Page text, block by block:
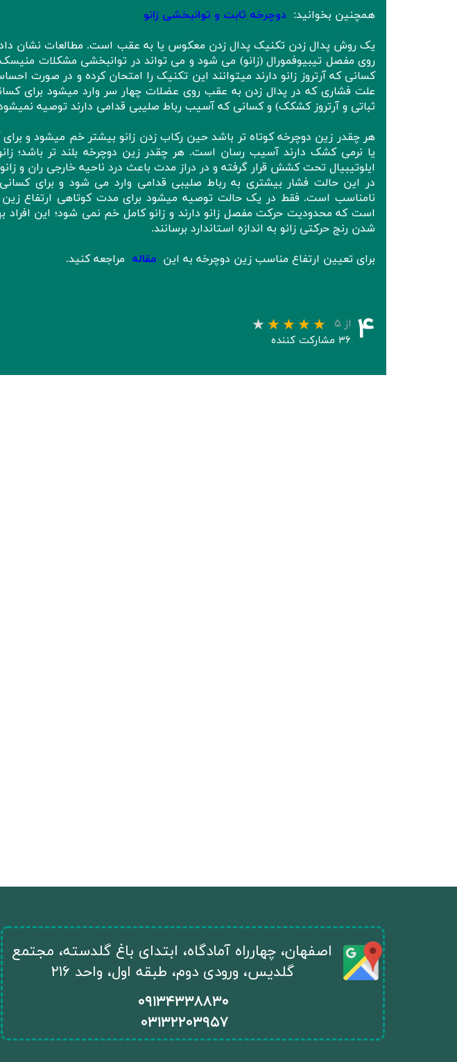
همچنین بخوانید: دوچرخه ثابت و توانبخشی زانو
یک روش پدال زدن تکنیک پدال زدن معکوس یا به عقب است. مطالعات نشان
روی مفصل تیبیوفمورال (زانو) می شود و می تواند در توانبخشی مشکلات منیسک یا
کسانی که آرتروز زانو دارند میتوانند این تکنیک را امتحان کرده و در صورت
علت فشاری که در پدال زدن به عقب روی عضلات چهار سر وارد میشود برای
ثباتی و آرتروز کشکک) و کسانی که آسیب رباط صلیبی قدامی دارند توصیه
هر چقدر زین دوچرخه کوتاه تر باشد حین رکاب زدن زانو بیشتر خم میشود و
یا نرمی کشک دارند آسیب رسان است. هر چقدر زین دوچرخه بلند تر باشد؛
ایلوتیبیال تحت کشش قرار گرفته و در دراز مدت باعث درد ناحیه خارجی ران و
در این حالت فشار بیشتری به رباط صلیبی قدامی وارد می شود و برای
نامناسب است. فقط در یک حالت توصیه میشود برای مدت کوتاهی ارتفاع زین
است که محدودیت حرکت مفصل زانو دارند و زانو کامل خم نمی شود؛ این افراد
شدن رنج حرکتی زانو به اندازه استاندارد برسانند.
برای تعیین ارتفاع مناسب زین دوچرخه به این مقاله مراجعه کنید.
۴ از ۵
۳۶ مشارکت کننده
​۰۹۱۳۴۳۳۸۸۳۰
۰۳۱۳۲۲۰۳۹۵۷
​اصفهان، چهارراه آمادگاه، ابتدای باغ گلدسته، مجتمع
گلدیس، ورودی دوم، طبقه اول، واحد ۲۱۶